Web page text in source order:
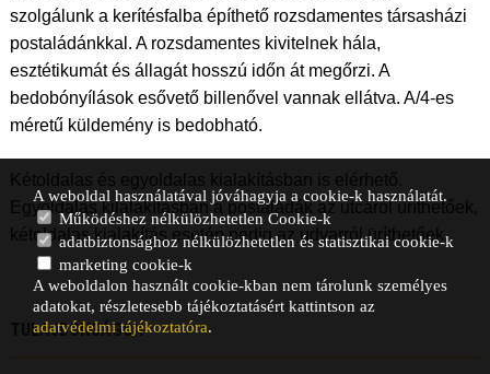
szolgálunk a kerítésfalba építhető rozsdamentes társasházi
postaládánkkal. A rozsdamentes kivitelnek hála,
esztétikumát és állagát hosszú időn át megőrzi. A
bedobónyílások esővető billenővel vannak ellátva. A/4-es
méretű küldemény is bedobható.
Kétoldalas és egyoldalas kialakításban is elérhető.
Egyoldalas kilalakításban a postaládák az utcáról üríthetőek,
kétoldalas kialakítás esetén pedig az udvarról üríthetőek.
TULAJDONSÁGOK
A weboldal használatával jóváhagyja a cookie-k használatát.
Működéshez nélkülözhetetlen Cookie-k
adatbiztonsághoz nélkülözhetetlen és statisztikai cookie-k
marketing cookie-k
A weboldalon használt cookie-kban nem tárolunk személyes
adatokat, részletesebb tájékoztatásért kattintson az
adatvédelmi tájékoztatóra.